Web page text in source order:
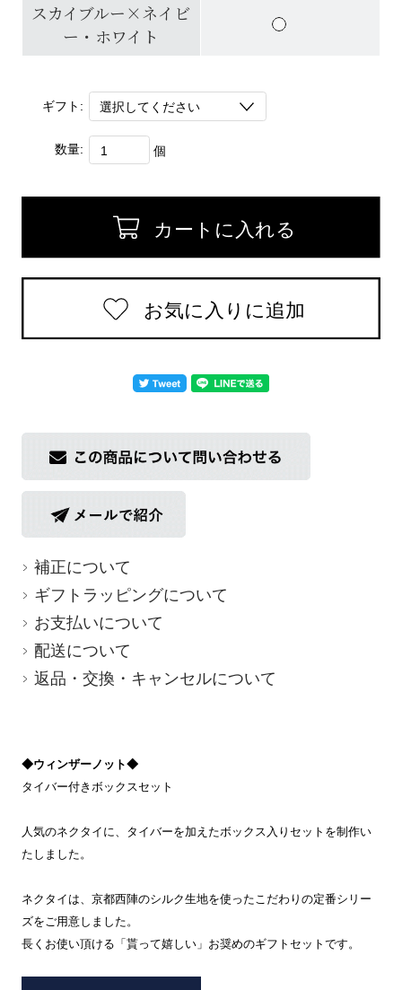
スカイブルー×ネイビ
ー・ホワイト
ギフト:
数量: 個
補正について
ギフトラッピングについて
お支払いについて
配送について
返品・交換・キャンセルについて
◆ウィンザーノット◆
タイバー付きボックスセット
人気のネクタイに、タイバーを加えたボックス入りセットを制作い
たしました。
ネクタイは、京都西陣のシルク生地を使ったこだわりの定番シリー
ズをご用意しました。
長くお使い頂ける「貰って嬉しい」お奨めのギフトセットです。